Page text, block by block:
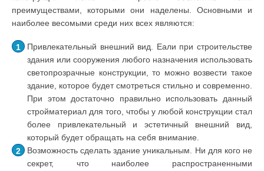
преимуществами, которыми они наделены. Основными и
наиболее весомыми среди них всех являются:
Привлекательный внешний вид. Еали при строительстве
здания или сооружения любого назначения использовать
светопрозрачные конструкции, то можно возвести такое
здание, которое будет смотреться стильно и современно.
При этом достаточно правильно использовать данный
стройматериал для того, чтобы у любой конструкции стал
более привлекательный и эстетичный внешний вид,
который будет обращать на себя внимание.
Возможность сделать здание уникальным. Ни для кого не
секрет, что наиболее распространенными